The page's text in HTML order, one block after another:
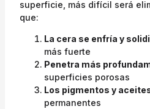
superficie, más difícil será
que:
La cera se enfría y
más fuerte
Penetra más
superficies porosas
Los pigmentos y
permanentes